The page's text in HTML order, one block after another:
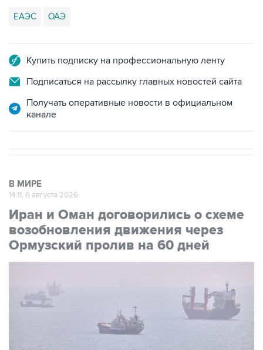
ЕАЭС ОАЭ
Купить подписку на профессиональную ленту
Подписаться на рассылку главных новостей сайта
Получать оперативные новости в официальном
канале
В МИРЕ
14:11, 6 августа 2026
Иран и Оман договорились о схеме
возобновления движения через
Ормузский пролив на 60 дней